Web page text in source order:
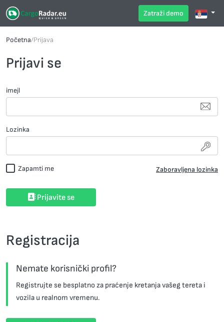
Zatraži demo
Početna/Prijava
Prijavi se
imejl
Lozinka
Zapamti me Zaboravljena lozinka
Prijavite se
Registracija
Nemate korisnički profil?
Registrujte se besplatno za praćenje kretanja vašeg tereta i
vozila u realnom vremenu.